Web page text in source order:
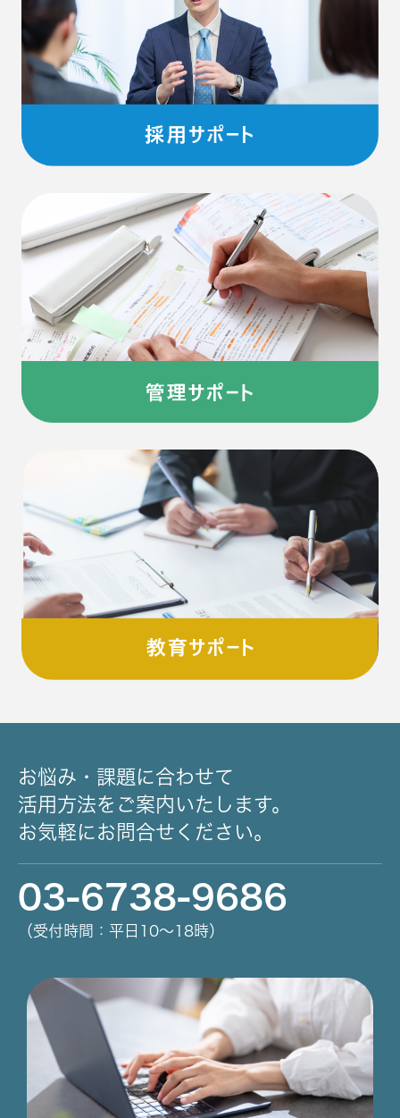
お悩み・課題に合わせて
活用方法をご案内いたします。
お気軽にお問合せください。
03-6738-9686
（受付時間：平日10～18時）